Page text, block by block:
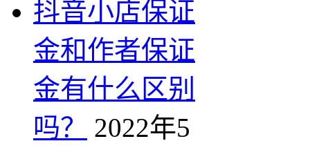
抖音小店保证
金和作者保证
金有什么区别
吗？
2022年5